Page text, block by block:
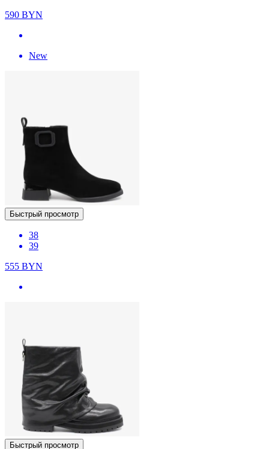
590 BYN
New
Быстрый просмотр
38
39
555 BYN
Быстрый просмотр